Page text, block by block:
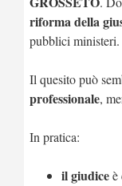
riforma della
pubblici ministeri.
Il quesito può
professionale,
In pratica:
il giudiceè